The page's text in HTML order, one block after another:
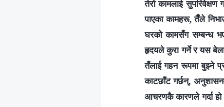
तेरो कामलाई
पाएका कामहरू, तैँले
घरको कामसँग सम्‍बन्ध
हृदयले कुरा गर्ने र यस
तँलाई गहन रूपमा बुझ्ने
काटछाँट गर्छन्,
आचरणकै कारणले गर्दा